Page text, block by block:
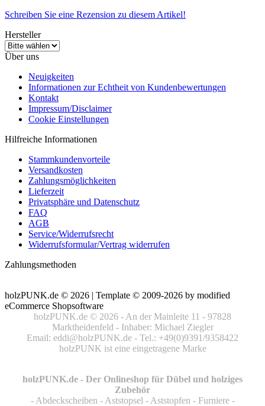
Schreiben Sie eine Rezension zu diesem Artikel!
Hersteller
Über uns
Neuigkeiten
Informationen zur Echtheit von Kundenbewertungen
Kontakt
Impressum/Disclaimer
Cookie Einstellungen
Hilfreiche Informationen
Stammkundenvorteile
Versandkosten
Zahlungsmöglichkeiten
Lieferzeit
Privatsphäre und Datenschutz
FAQ
AGB
Service/Widerrufsrecht
Widerrufsformular/Vertrag widerrufen
Zahlungsmethoden
holzPUNK.de © 2026 | Template © 2009-2026 by modified
eCommerce Shopsoftware
holzPUNK.de © 2026 - An der Mainleite 11 - 97828
Marktheidenfeld - Inhaber: Michael Ziegler
Email: eddi@holzPUNK.de - Tel.: +49(0)9391/9358422
holzPUNK ist eine eingetragene Marke
holzPUNK.de - Der Onlineshop für Dübel und holziges
Zubehör
- Abdeckscheiben - Aststopsel - Aststopfen - Furniere -